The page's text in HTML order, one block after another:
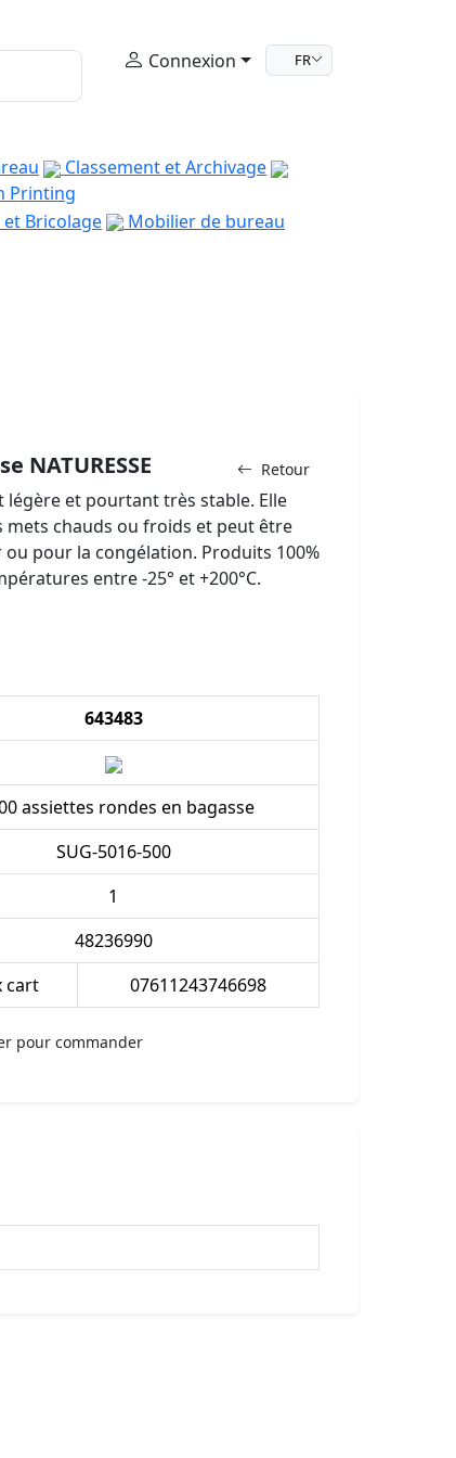
Connexion FR
Classement et Archivage
Printing
et Bricolage
Mobilier de bureau
Retour
NATURESSE
légère et pourtant très stable. Elle
mets chauds ou froids et peut être
pour la congélation. Produits 100%
entre -25° et +200°C.
643483
assiettes rondes en bagasse
SUG-5016-500
1
48236990
cart 07611243746698
pour commander